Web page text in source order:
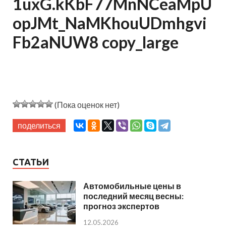
opJMt_NaMKhouUDmhgvi
Fb2aNUW8 copy_large
(Пока оценок нет)
поделиться
СТАТЬИ
Автомобильные цены в
последний месяц весны:
прогноз экспертов
12.05.2026